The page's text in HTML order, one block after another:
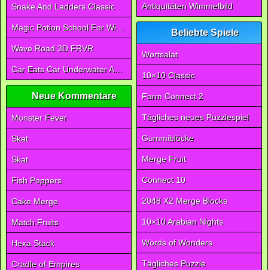
Snake And Ladders Classic
Magic Potion School For Witch
Wave Road 3D FRVR
Car Eats Car Underwater Adventure FRVR
Neue Kommentare
Monster Fever
Skat
Skat
Fish Poppers
Cake Merge
Match Fruits
Hexa Stack
Cradle of Empires
Antiquitäten Wimmelbild
Beliebte Spiele
Wortsalat
10×10 Classic
Farm Connect 2
Tägliches neues Puzzlespiel
Gummiblöcke
Merge Fruit
Connect 10
2048 X2 Merge Blocks
10×10 Arabian Nights
Words of Wonders
Tägliches Puzzle